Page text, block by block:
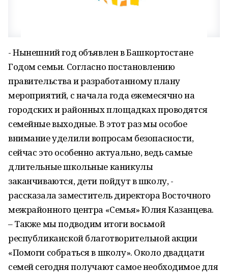
- Нынешний год объявлен в Башкортостане
Годом семьи. Согласно постановлению
правительства и разработанному плану
мероприятий, с начала года ежемесячно на
городских и районных площадках проводятся
семейные выходные. В этот раз мы особое
внимание уделили вопросам безопасности,
сейчас это особенно актуально, ведь самые
длительные школьные каникулы
заканчиваются, дети пойдут в школу, -
рассказала заместитель директора Восточного
межрайонного центра «Семья» Юлия Казанцева.
– Также мы подводим итоги восьмой
республиканской благотворительной акции
«Помоги собраться в школу». Около двадцати
семей сегодня получают самое необходимое для